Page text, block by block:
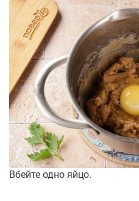
Вбейте одно яйцо.